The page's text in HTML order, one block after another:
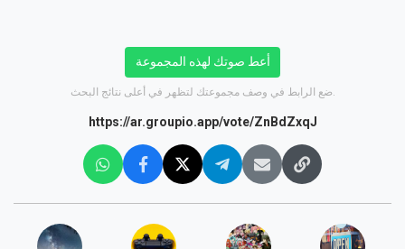
أعط صوتك لهذه المجموعة
https://ar.groupio.app/vote/ZnBdZxqJ